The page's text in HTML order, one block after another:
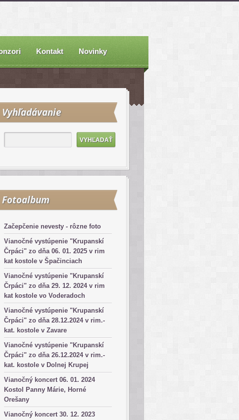
Kontakt Novinky
Vyhľadávanie
Fotoalbum
Začepčenie nevesty - rôzne foto
Vianočné vystúpenie "Krupanskí
Črpáci" zo dňa 06. 01. 2025 v rim
kat kostole v Špačinciach
Vianočné vystúpenie "Krupanskí
Črpáci" zo dňa 29. 12. 2024 v rim
kat kostole vo Voderadoch
Vianočné vystúpenie "Krupanskí
Črpáci" zo dňa 28.12.2024 v rim.-
kat. kostole v Zavare
Vianočné vystúpenie "Krupanskí
Črpáci" zo dňa 26.12.2024 v rim.-
kat. kostole v Dolnej Krupej
Vianočný koncert 06. 01. 2024
Kostol Panny Márie, Horné
Orešany
Vianočný koncert 30. 12. 2023